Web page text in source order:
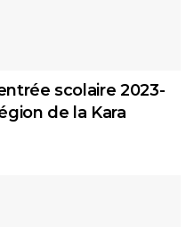
scolaire 2023-
de la Kara